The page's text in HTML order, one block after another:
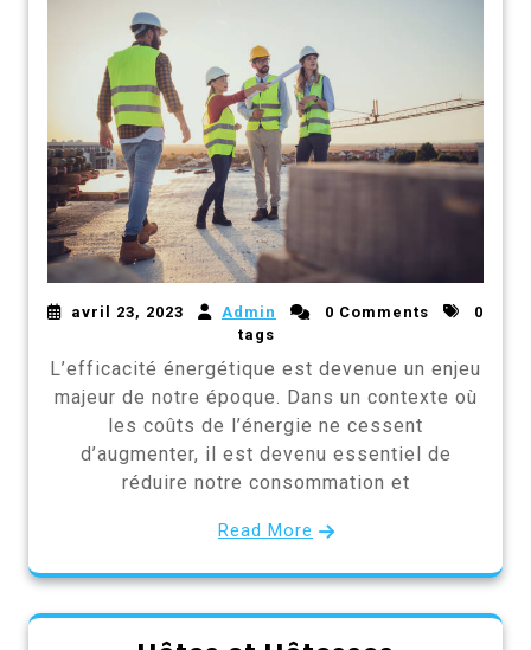
avril 23, 2023 Admin 0 Comments
0
tags
L’efficacité énergétique est devenue un enjeu
majeur de notre époque. Dans un contexte où
les coûts de l’énergie ne cessent
d’augmenter, il est devenu essentiel de
réduire notre consommation et
Read More